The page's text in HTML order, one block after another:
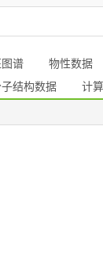
谱 物性数据
子结构数据 计